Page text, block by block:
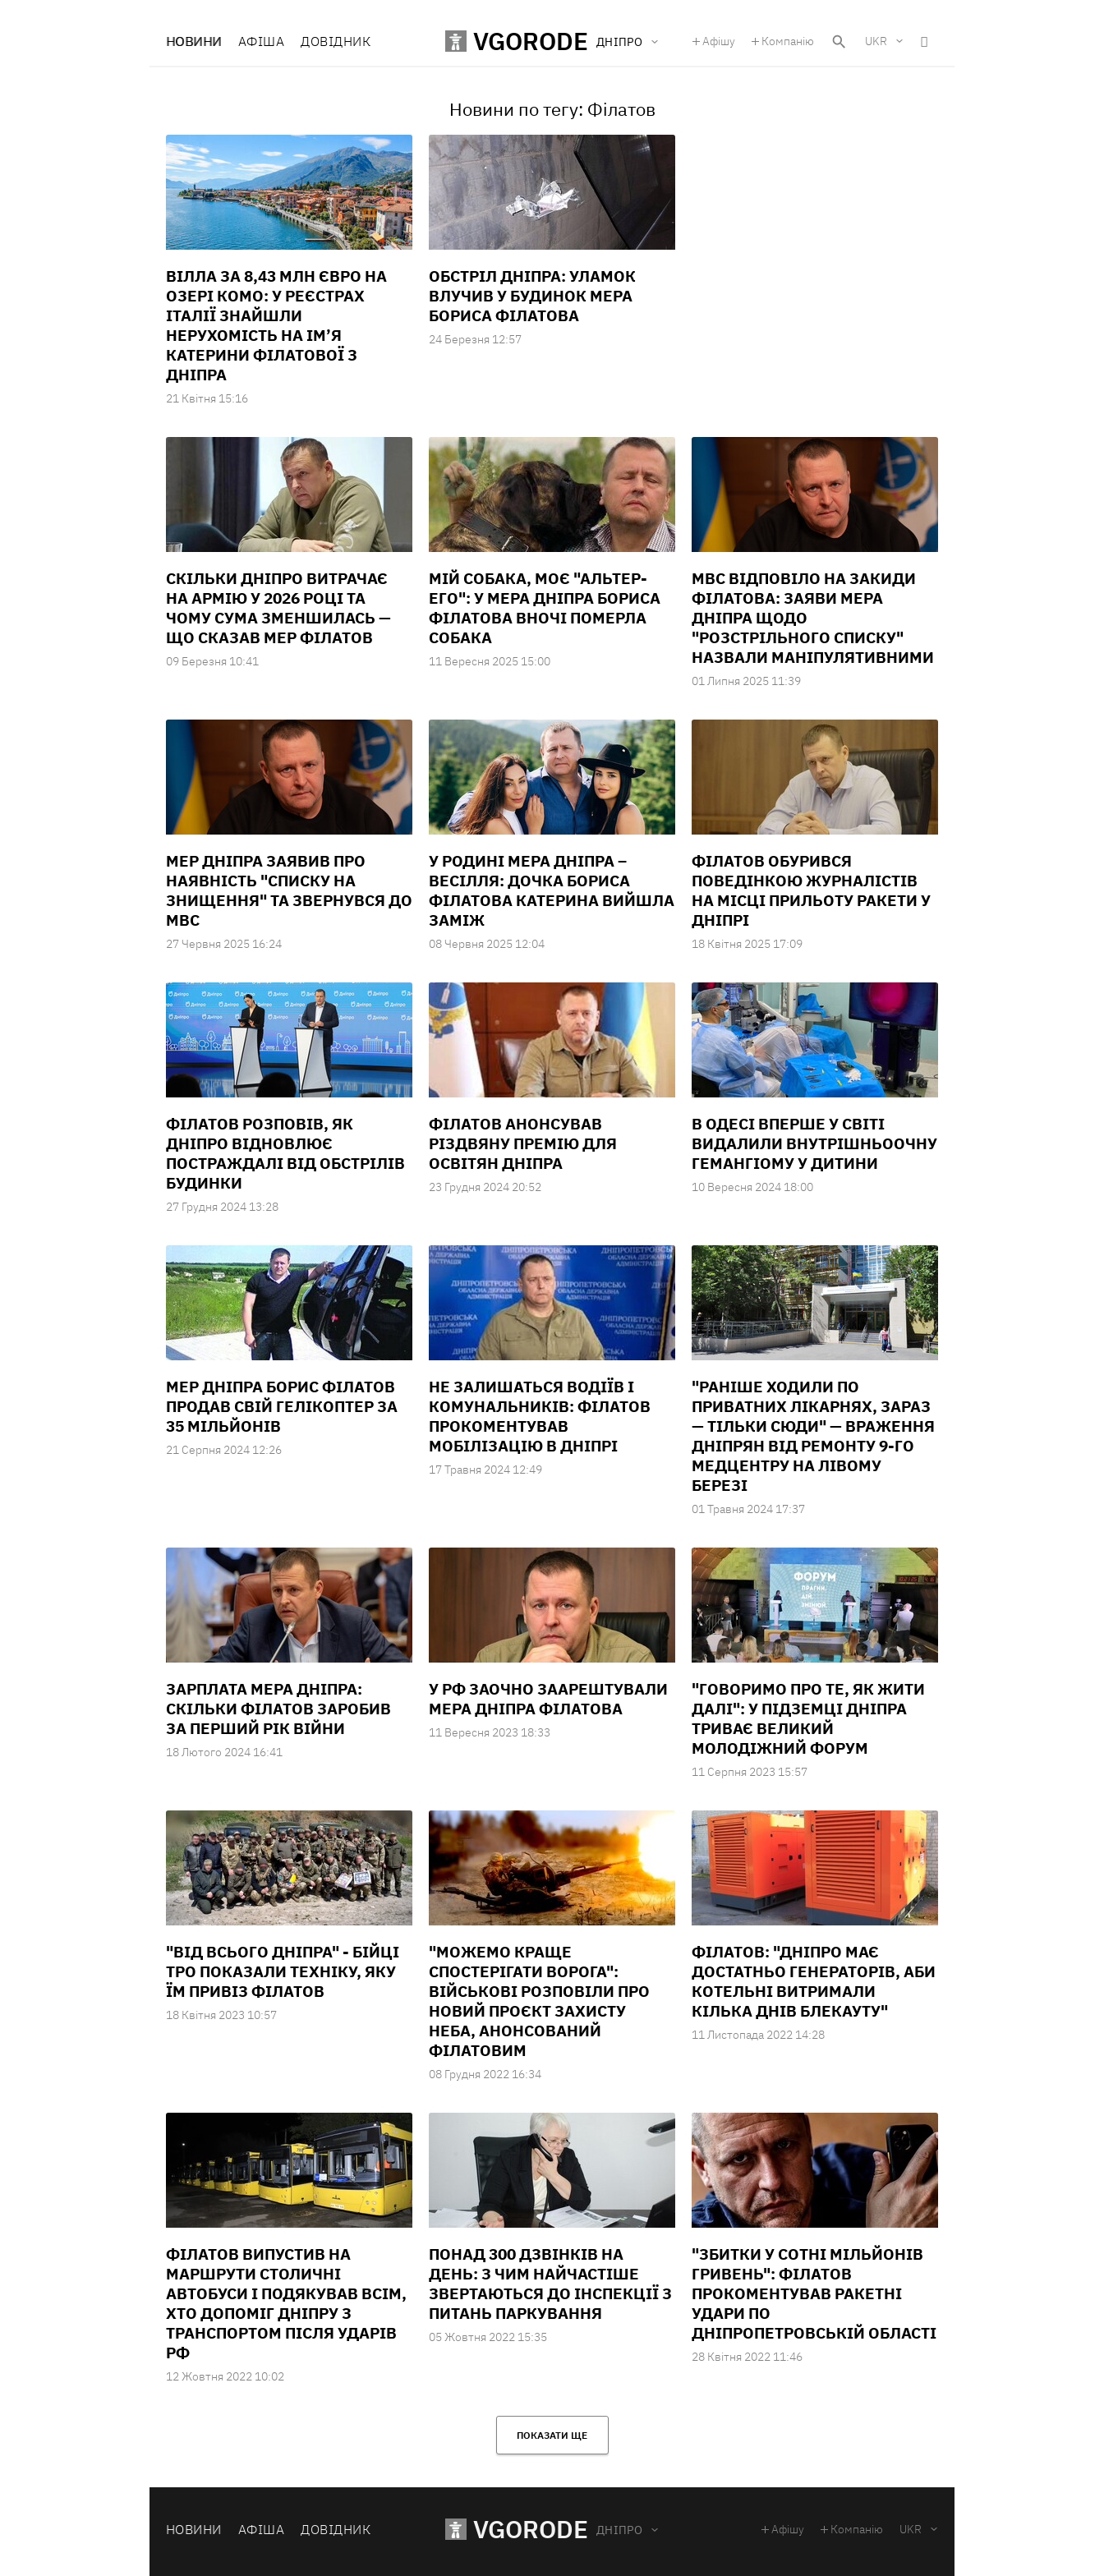
НОВИНИ АФІША ДОВІДНИК VGORODE ДНІПРО Афішу Компанію UKR
Новини по тегу: Філатов
ВІЛЛА ЗА 8,43 МЛН ЄВРО НА
ОЗЕРІ КОМО: У РЕЄСТРАХ
ІТАЛІЇ ЗНАЙШЛИ
НЕРУХОМІСТЬ НА ІМ’Я
КАТЕРИНИ ФІЛАТОВОЇ З
ДНІПРА
21 Квiтня 15:16
ОБСТРІЛ ДНІПРА: УЛАМОК
ВЛУЧИВ У БУДИНОК МЕРА
БОРИСА ФІЛАТОВА
24 Березня 12:57
СКІЛЬКИ ДНІПРО ВИТРАЧАЄ
НА АРМІЮ У 2026 РОЦІ ТА
ЧОМУ СУМА ЗМЕНШИЛАСЬ —
ЩО СКАЗАВ МЕР ФІЛАТОВ
09 Березня 10:41
МІЙ СОБАКА, МОЄ "АЛЬТЕР-
ЕГО": У МЕРА ДНІПРА БОРИСА
ФІЛАТОВА ВНОЧІ ПОМЕРЛА
СОБАКА
11 Вересня 2025 15:00
МВС ВІДПОВІЛО НА ЗАКИДИ
ФІЛАТОВА: ЗАЯВИ МЕРА
ДНІПРА ЩОДО
"РОЗСТРІЛЬНОГО СПИСКУ"
НАЗВАЛИ МАНІПУЛЯТИВНИМИ
01 Липня 2025 11:39
МЕР ДНІПРА ЗАЯВИВ ПРО
НАЯВНІСТЬ "СПИСКУ НА
ЗНИЩЕННЯ" ТА ЗВЕРНУВСЯ ДО
МВС
27 Червня 2025 16:24
У РОДИНІ МЕРА ДНІПРА –
ВЕСІЛЛЯ: ДОЧКА БОРИСА
ФІЛАТОВА КАТЕРИНА ВИЙШЛА
ЗАМІЖ
08 Червня 2025 12:04
ФІЛАТОВ ОБУРИВСЯ
ПОВЕДІНКОЮ ЖУРНАЛІСТІВ
НА МІСЦІ ПРИЛЬОТУ РАКЕТИ У
ДНІПРІ
18 Квiтня 2025 17:09
ФІЛАТОВ РОЗПОВІВ, ЯК
ДНІПРО ВІДНОВЛЮЄ
ПОСТРАЖДАЛІ ВІД ОБСТРІЛІВ
БУДИНКИ
27 Грудня 2024 13:28
ФІЛАТОВ АНОНСУВАВ
РІЗДВЯНУ ПРЕМІЮ ДЛЯ
ОСВІТЯН ДНІПРА
23 Грудня 2024 20:52
В ОДЕСІ ВПЕРШЕ У СВІТІ
ВИДАЛИЛИ ВНУТРІШНЬООЧНУ
ГЕМАНГІОМУ У ДИТИНИ
10 Вересня 2024 18:00
МЕР ДНІПРА БОРИС ФІЛАТОВ
ПРОДАВ СВІЙ ГЕЛІКОПТЕР ЗА
35 МІЛЬЙОНІВ
21 Серпня 2024 12:26
НЕ ЗАЛИШАТЬСЯ ВОДІЇВ І
КОМУНАЛЬНИКІВ: ФІЛАТОВ
ПРОКОМЕНТУВАВ
МОБІЛІЗАЦІЮ В ДНІПРІ
17 Травня 2024 12:49
"РАНІШЕ ХОДИЛИ ПО
ПРИВАТНИХ ЛІКАРНЯХ, ЗАРАЗ
— ТІЛЬКИ СЮДИ" — ВРАЖЕННЯ
ДНІПРЯН ВІД РЕМОНТУ 9-ГО
МЕДЦЕНТРУ НА ЛІВОМУ
БЕРЕЗІ
01 Травня 2024 17:37
ЗАРПЛАТА МЕРА ДНІПРА:
СКІЛЬКИ ФІЛАТОВ ЗАРОБИВ
ЗА ПЕРШИЙ РІК ВІЙНИ
18 Лютого 2024 16:41
У РФ ЗАОЧНО ЗААРЕШТУВАЛИ
МЕРА ДНІПРА ФІЛАТОВА
11 Вересня 2023 18:33
"ГОВОРИМО ПРО ТЕ, ЯК ЖИТИ
ДАЛІ": У ПІДЗЕМЦІ ДНІПРА
ТРИВАЄ ВЕЛИКИЙ
МОЛОДІЖНИЙ ФОРУМ
11 Серпня 2023 15:57
"ВІД ВСЬОГО ДНІПРА" - БІЙЦІ
ТРО ПОКАЗАЛИ ТЕХНІКУ, ЯКУ
ЇМ ПРИВІЗ ФІЛАТОВ
18 Квiтня 2023 10:57
"МОЖЕМО КРАЩЕ
СПОСТЕРІГАТИ ВОРОГА":
ВІЙСЬКОВІ РОЗПОВІЛИ ПРО
НОВИЙ ПРОЄКТ ЗАХИСТУ
НЕБА, АНОНСОВАНИЙ
ФІЛАТОВИМ
08 Грудня 2022 16:34
ФІЛАТОВ: "ДНІПРО МАЄ
ДОСТАТНЬО ГЕНЕРАТОРІВ, АБИ
КОТЕЛЬНІ ВИТРИМАЛИ
КІЛЬКА ДНІВ БЛЕКАУТУ"
11 Листопада 2022 14:28
ФІЛАТОВ ВИПУСТИВ НА
МАРШРУТИ СТОЛИЧНІ
АВТОБУСИ І ПОДЯКУВАВ ВСІМ,
ХТО ДОПОМІГ ДНІПРУ З
ТРАНСПОРТОМ ПІСЛЯ УДАРІВ
РФ
12 Жовтня 2022 10:02
ПОНАД 300 ДЗВІНКІВ НА
ДЕНЬ: З ЧИМ НАЙЧАСТІШЕ
ЗВЕРТАЮТЬСЯ ДО ІНСПЕКЦІЇ З
ПИТАНЬ ПАРКУВАННЯ
05 Жовтня 2022 15:35
"ЗБИТКИ У СОТНІ МІЛЬЙОНІВ
ГРИВЕНЬ": ФІЛАТОВ
ПРОКОМЕНТУВАВ РАКЕТНІ
УДАРИ ПО
ДНІПРОПЕТРОВСЬКІЙ ОБЛАСТІ
28 Квiтня 2022 11:46
ПОКАЗАТИ ЩЕ
НОВИНИ АФІША ДОВІДНИК VGORODE ДНІПРО Афішу Компанію UKR